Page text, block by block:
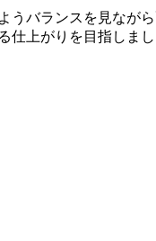
うバランスを見ながら
仕上がりを目指しまし